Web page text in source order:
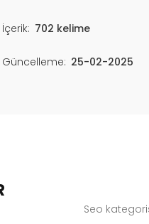
İçerik: 702 kelime
Güncelleme: 25-02-2025
Seo